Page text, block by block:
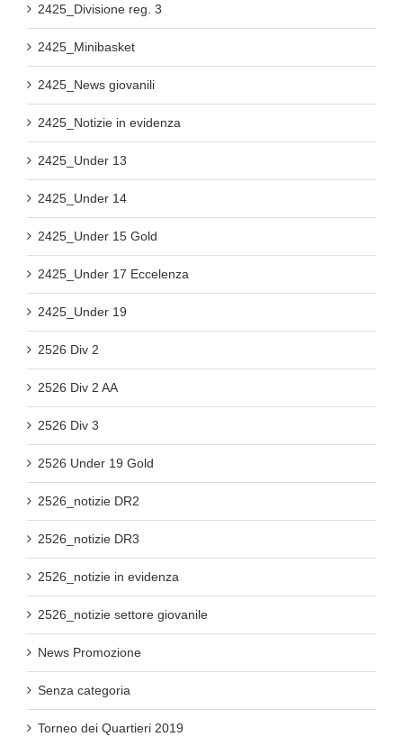
2425_Divisione reg. 3
2425_Minibasket
2425_News giovanili
2425_Notizie in evidenza
2425_Under 13
2425_Under 14
2425_Under 15 Gold
2425_Under 17 Eccelenza
2425_Under 19
2526 Div 2
2526 Div 2 AA
2526 Div 3
2526 Under 19 Gold
2526_notizie DR2
2526_notizie DR3
2526_notizie in evidenza
2526_notizie settore giovanile
News Promozione
Senza categoria
Torneo dei Quartieri 2019